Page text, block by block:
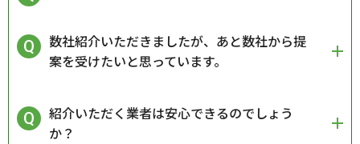
数社紹介いただきましたが、あと数社から提
案を受けたいと思っています。
紹介いただく業者は安心できるのでしょう
か？